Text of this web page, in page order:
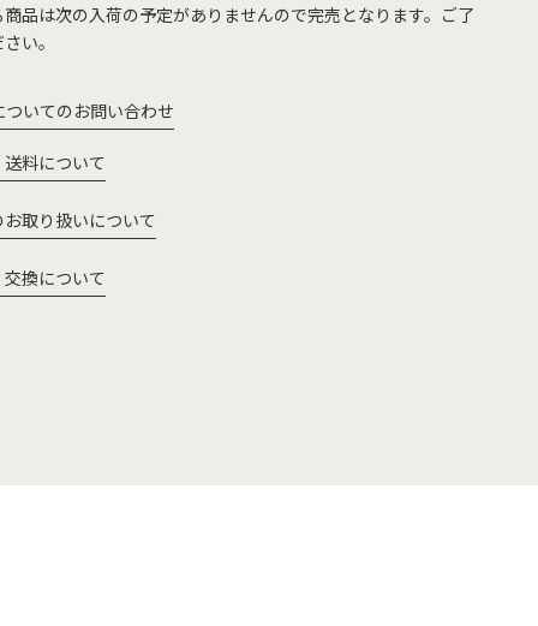
商品は次の入荷の予定がありませんので完売となります。ご了
い。
ついてのお問い合わせ
料について
お取り扱いについて
換について